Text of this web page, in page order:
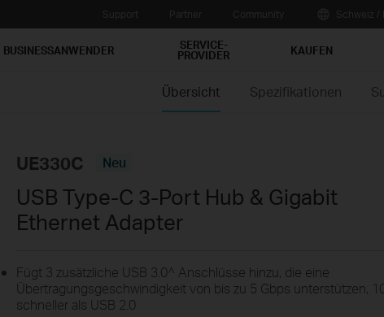
BUSINESSANWENDER SERVICE-
PROVIDER KAUFEN
Übersicht Spezifikationen
UE330C Neu
USB Type-C 3-Port Hub & Gigabit
Ethernet Adapter
Fügt 3 zusätzliche USB 3.0^ Anschlüsse hinzu, die eine
Übertragungsgeschwindigkeit von bis zu 5 Gbps unterstützen,
schneller als USB 2.0